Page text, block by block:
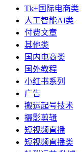
Tk+国际电商类
人工智能AI类
付费文章
其他类
国内电商类
国外教程
小红书系列
广告
搬运起号技术
摄影剪辑
短视频直播
短视频直播类